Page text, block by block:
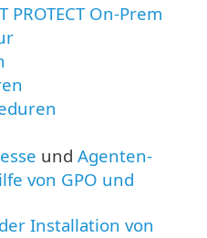
On-Prem
und Agenten-
von GPO und
Installation von